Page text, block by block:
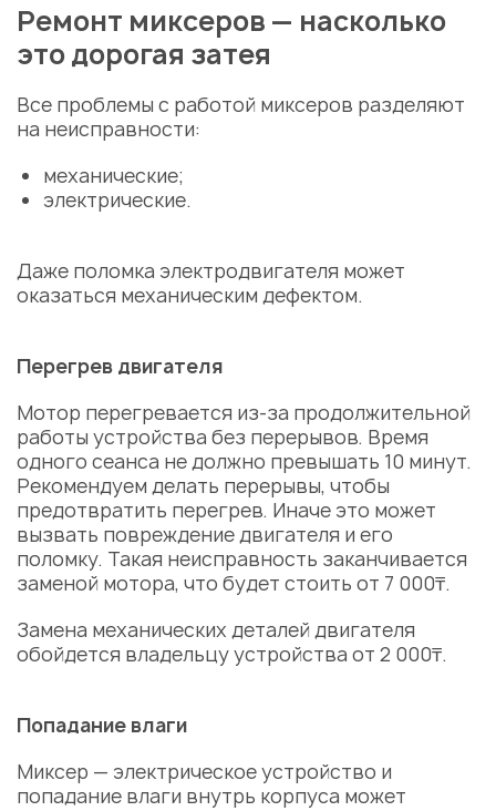
Ремонт миксеров — насколько
это дорогая затея
Все проблемы с работой миксеров разделяют
на неисправности:
механические;
электрические.
Даже поломка электродвигателя может
оказаться механическим дефектом.
Перегрев двигателя
Мотор перегревается из-за продолжительной
работы устройства без перерывов. Время
одного сеанса не должно превышать 10 минут.
Рекомендуем делать перерывы, чтобы
предотвратить перегрев. Иначе это может
вызвать повреждение двигателя и его
поломку. Такая неисправность заканчивается
заменой мотора, что будет стоить от 7 000₸.
Замена механических деталей двигателя
обойдется владельцу устройства от 2 000₸.
Попадание влаги
Миксер — электрическое устройство и
попадание влаги внутрь корпуса может